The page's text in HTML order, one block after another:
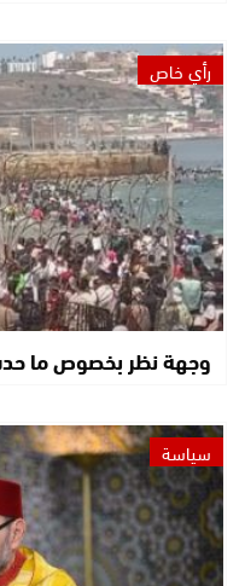
رأي خاص
وجهة نظر بخصوص ما
سياسة